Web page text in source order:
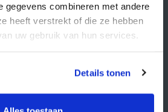
gegevens combineren met andere
heeft verstrekt of die ze hebben
uw gebruik van hun services.
Details tonen